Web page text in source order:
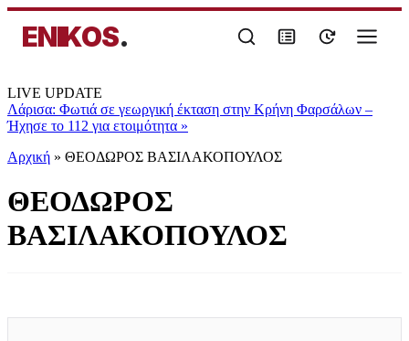
ENIKOS.
LIVE UPDATE
Λάρισα: Φωτιά σε γεωργική έκταση στην Κρήνη Φαρσάλων –
Ήχησε το 112 για ετοιμότητα »
Αρχική » ΘΕΟΔΩΡΟΣ ΒΑΣΙΛΑΚΟΠΟΥΛΟΣ
ΘΕΟΔΩΡΟΣ
ΒΑΣΙΛΑΚΟΠΟΥΛΟΣ